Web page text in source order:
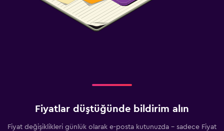
Fiyatlar düştüğünde bildirim alın
Fiyat değişiklikleri günlük olarak e-posta kutunuzda - sadece Fiyat